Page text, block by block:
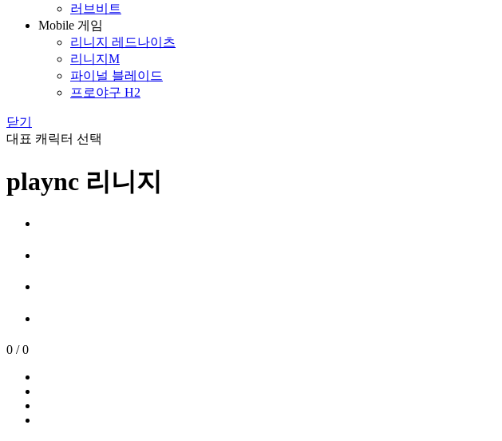
러브비트
Mobile 게임
리니지 레드나이츠
리니지M
파이널 블레이드
프로야구 H2
닫기
대표 캐릭터 선택
plaync 리니지
0 / 0